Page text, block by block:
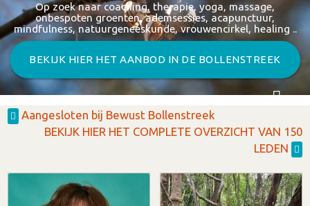
Op zoek naar coaching, therapie, yoga, massage,
onbespoten groenten, ademsessies, acapunctuur,
mindfulness, natuurgeneeskunde, vrouwencirkel, healing ..
BEKIJK HIER HET AANBOD IN DE BOLLENSTREEK
Aangesloten bij Bewust Bollenstreek
BEKIJK HIER HET COMPLETE OVERZICHT VAN 150
LEDEN